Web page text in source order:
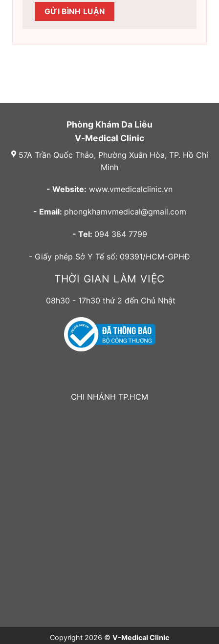
Phòng Khám Da Liễu
V-Medical Clinic
57A Trần Quốc Thảo, Phường Xuân Hòa, TP. Hồ Chí
Minh
- Website: www.vmedicalclinic.vn
- Email: phongkhamvmedical@gmail.com
- Tel: 094 384 7799
- Giấy phép Sở Y Tế số: 09391/HCM-GPHĐ
THỜI GIAN LÀM VIỆC
08h30 - 17h30 thứ 2 đến Chủ Nhật
CHI NHÁNH TP.HCM
Copyright 2026 © V-Medical Clinic